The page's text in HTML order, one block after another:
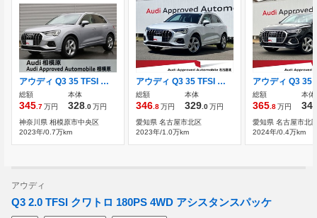
アウディ Q3 35 TFSI アドバンスト コンビニエンス＆アシスタンスパッケージ
総額
345.7万円
本体
328.0万円
神奈川県 相模原市中央区
2023年/0.7万km
アウディ Q3 35 TFSI アドバンスト 2023年モデル 18AW
総額
346.8万円
本体
329.0万円
愛知県 名古屋市北区
2023年/1.0万km
総額
365.8万円
本体
愛知県 名古屋市北
2024年/0.4万km
アウディ
Q3 2.0 TFSI クワトロ 180PS 4WD アシスタンスパッケ